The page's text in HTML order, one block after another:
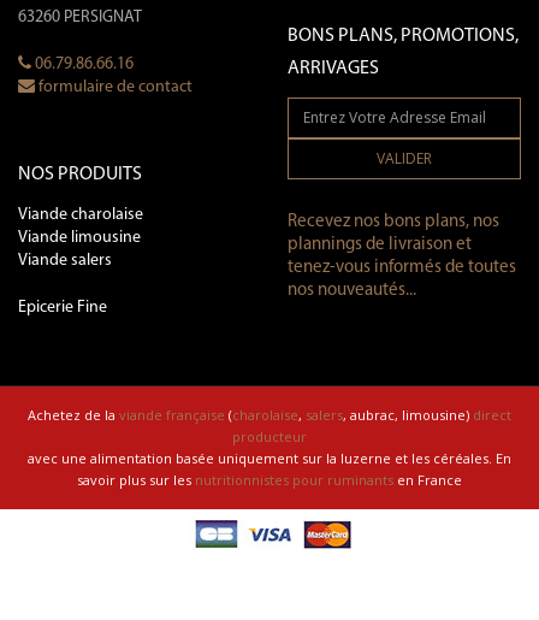
63260 PERSIGNAT
06.79.86.66.16
formulaire de contact
NOS PRODUITS
Viande charolaise
Viande limousine
Viande salers
Epicerie Fine
BONS PLANS, PROMOTIONS,
ARRIVAGES
VALIDER
Recevez nos bons plans, nos
plannings de livraison et
tenez-vous informés de toutes
nos nouveautés...
Achetez de la viande française (charolaise, salers, aubrac, limousine) direct
producteur
avec une alimentation basée uniquement sur la luzerne et les céréales. En
savoir plus sur les nutritionnistes pour ruminants en France